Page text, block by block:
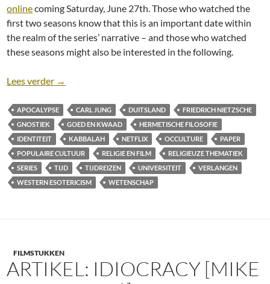
onlinecoming Saturday, June 27th. Those who watched the
first two seasons know that this is an important date within
the realm of the series’ narrative – and those who watched
these seasons might also be interested in the following.
Lees verder Time Travelers from (the) Dark: the entanglement
→
APOCALYPSE CARL JUNG DUITSLAND
FRIEDRICH NIETZSCHE
GNOSTIEK
GOED EN KWAAD
HERMETISCHE FILOSOFIE
IDENTITEIT
KABBALAH NETFLIX OCCULTURE
PAPER
POPULAIRE CULTUUR
RELIGIE EN FILM
RELIGIEUZE THEMATIEK
SERIES
TIJD TIJDREIZEN UNIVERSITEIT
VERLANGEN
WESTERN ESOTERICISM
WETENSCHAP
FILMSTUKKEN
ARTIKEL: IDIOCRACY [MIKE